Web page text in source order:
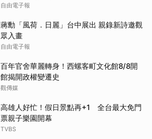
自由電子報
蔣勳「風荷．日麗」台中展出 親錄新詩邀觀
眾入畫
自由電子報
百年官舍華麗轉身！西螺客町文化館8/8開
館揭開政權變遷史
觀傳媒
高雄人好忙！假日景點再+1 全台最大免門
票親子樂園開幕
TVBS